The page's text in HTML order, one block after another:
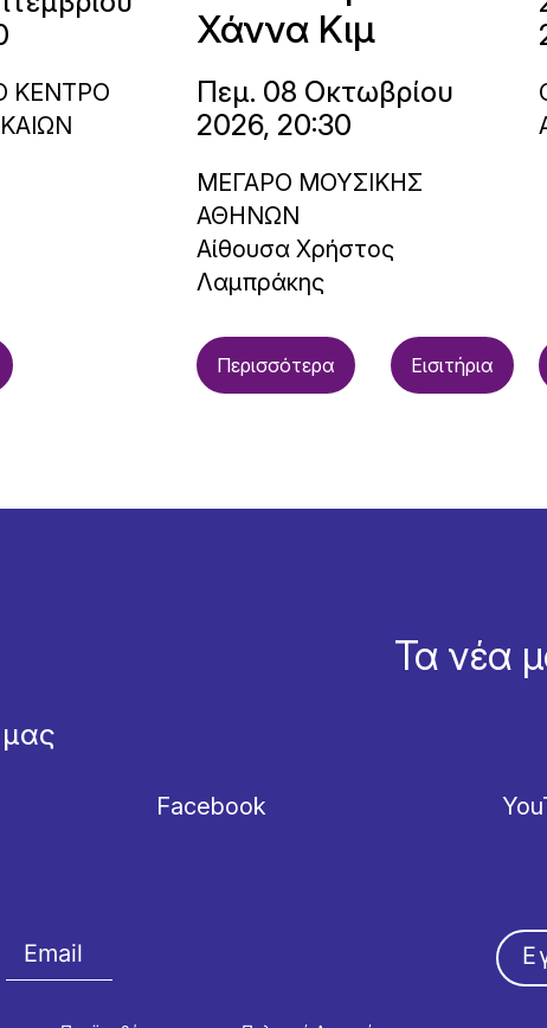
ΚΕΝΤΡΟ
Χάννα Κιμ
Πεμ. 08 Οκτωβρίου
2026, 20:30
ΜΕΓΑΡΟ ΜΟΥΣΙΚΗΣ
ΑΘΗΝΩΝ
Αίθουσα Χρήστος
Λαμπράκης
Περισσότερα Εισιτήρια
Τα νέα
Facebook